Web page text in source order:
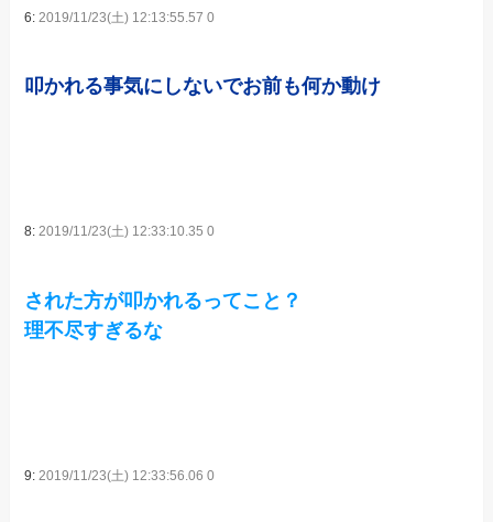
6: 2019/11/23(土) 12:13:55.57 0
叩かれる事気にしないでお前も何か動け
8:2019/11/23(土) 12:33:10.35 0
された方が叩かれるってこと？
理不尽すぎるな
9:2019/11/23(土) 12:33:56.06 0